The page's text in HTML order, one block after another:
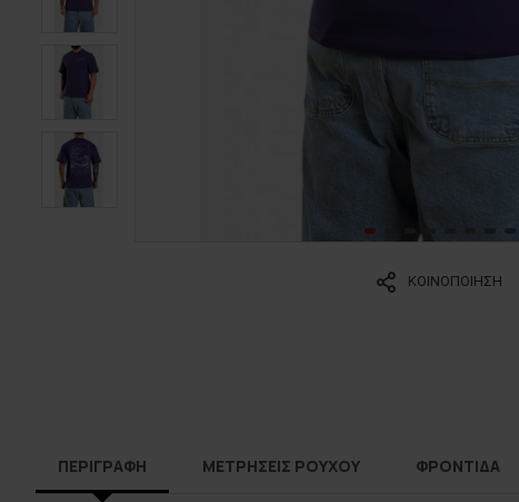
ΚΟΙΝΟΠΟΙΗΣΗ
ΠΕΡΙΓΡΑΦΗ ΜΕΤΡΗΣΕΙΣ ΡΟΥΧΟΥ ΦΡΟΝΤΙΔΑ